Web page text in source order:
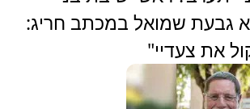
גבעת שמואל במכתב חריג:
את צעדיי"